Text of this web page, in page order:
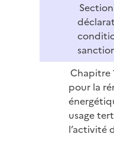
Chapitre
pour la
usage
l’activité